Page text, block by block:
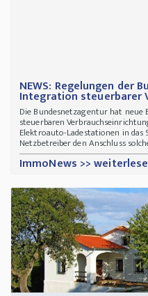
NEWS: Regelungen der
Integration steuerbarer
Die Bundesnetzagentur hat
steuerbaren
Elektroauto-Ladestationen in
Netzbetreiber den Anschluss
ImmoNews >>